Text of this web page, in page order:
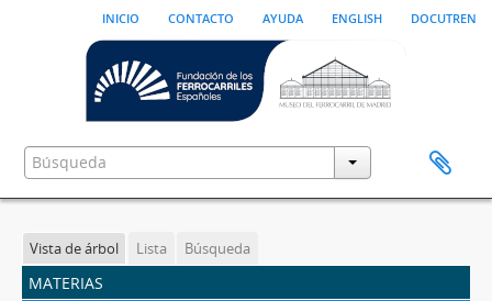
inicio contacto ayuda english docutren
Vista de árbol Lista Búsqueda
materias